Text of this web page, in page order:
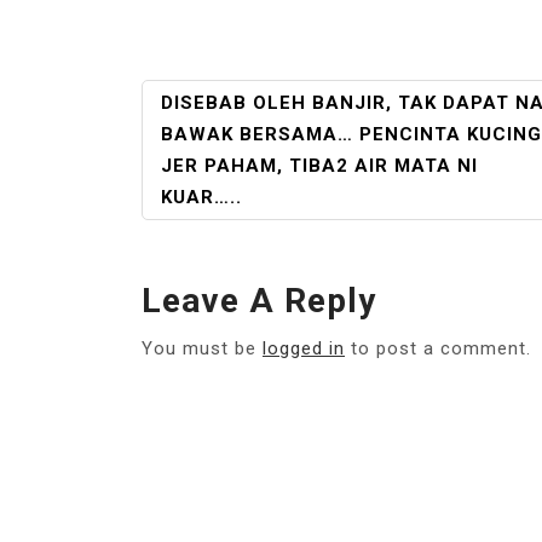
POST
NAVIGATION
DISEBAB OLEH BANJIR, TAK DAPAT
BAWAK BERSAMA… PENCINTA KUCING
JER PAHAM, TIBA2 AIR MATA NI
KUAR…..
Leave A Reply
You must be logged in to post a comment.